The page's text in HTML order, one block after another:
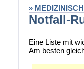
»
Notfall-
Eine Liste mit
Am besten